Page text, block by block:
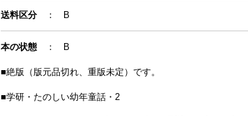
送料区分： B
本の状態 ： B
■絶版（版元品切れ、重版未定）です。
■学研・たのしい幼年童話・2